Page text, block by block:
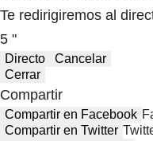
Te redirigiremos al
5 "
Directo
Cancelar
Cerrar
Compartir
Compartir en Facebook
Compartir en Twitter